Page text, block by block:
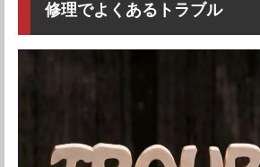
ました。また修理が有ればこちらでや
っています｡
あっていい雰囲気のお店でした。 修
修理でよくあるトラブル